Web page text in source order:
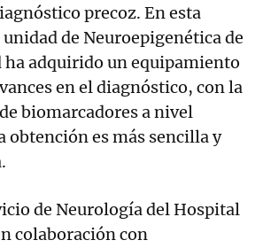
precoz. En esta
de Neuroepigenética de
ha adquirido un equipamiento
en el diagnóstico, con la
biomarcadores a nivel
obtención es más sencilla y
de Neurología del Hospital
colaboración con